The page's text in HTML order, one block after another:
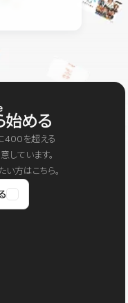
始める
400を超える
しています。
方はこちら。